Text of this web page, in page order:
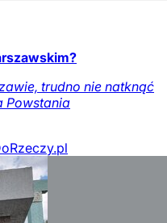
trudno nie natknąć
Powstania